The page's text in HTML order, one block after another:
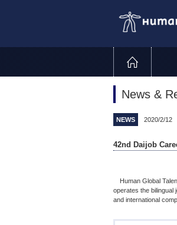
News &
NEWS 2020/2/12
42nd Daijob
Human Global
operates the bilingual
and international